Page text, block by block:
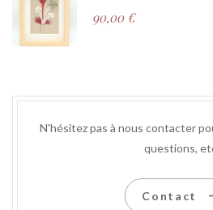
90,00 €
N'hésitez pas à nous contacter
questions,
Contact